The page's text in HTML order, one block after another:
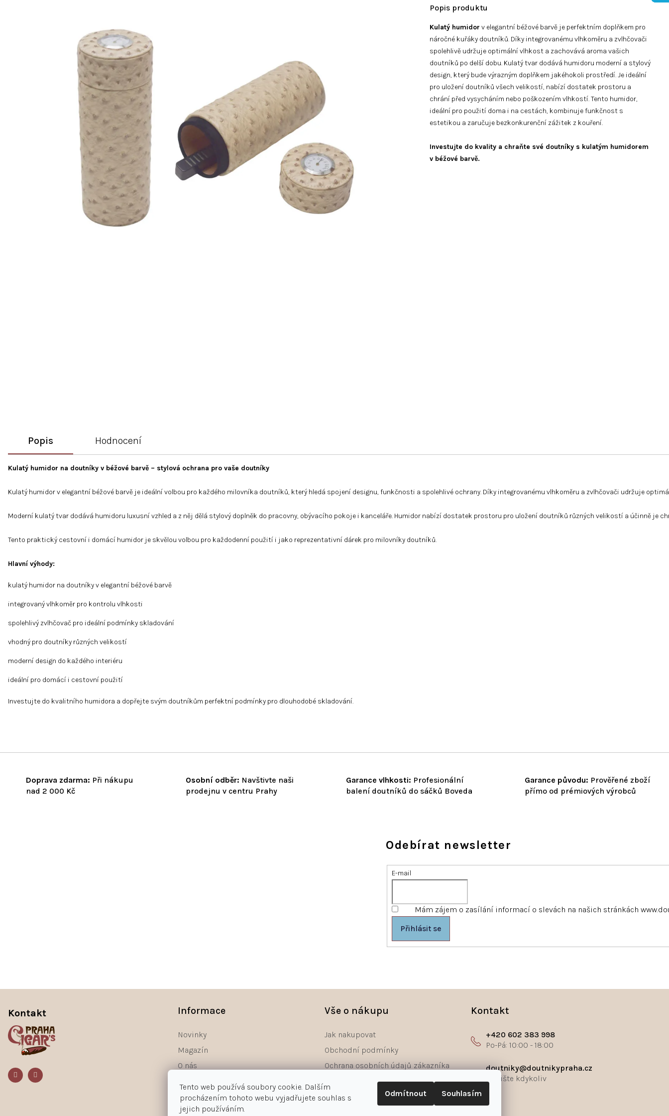
Tento web používá soubory cookie. Dalším
procházením tohoto webu vyjadřujete souhlas s
jejich používáním.
Odmítnout Souhlasím
Kulatý humidor v elegantní béžové barvě je perfektním doplňkem pro
náročné kuřáky doutníků. Díky integrovanému vlhkoměru a zvlhčovači
spolehlivě udržuje optimální vlhkost a zachovává aroma vašich
doutníků po delší dobu. Kulatý tvar dodává humidoru moderní a stylový
design, který bude výrazným doplňkem jakéhokoli prostředí. Je ideální
pro uložení doutníků všech velikostí, nabízí dostatek prostoru a
chrání před vysycháním nebo poškozením vlhkostí. Tento humidor,
ideální pro použití doma i na cestách, kombinuje funkčnost s
estetikou a zaručuje bezkonkurenční zážitek z kouření.
Investujte do kvality a chraňte své doutníky s kulatým humidorem
v béžové barvě.
Doprava zdarma: Při nákupu
nad 2 000 Kč
Osobní odběr: Navštivte naši
prodejnu v centru Prahy
Garance vlhkosti: Profesionální
balení doutníků do sáčků Boveda
Garance původu: Prověřené zboží
přímo od prémiových výrobců
Popis Hodnocení
Kulatý humidor na doutníky v béžové barvě – stylová ochrana pro vaše doutníky
Kulatý humidor v elegantní béžové barvě je ideální volbou pro každého milovníka doutníků, který hledá spojení designu, funkčnosti a spolehlivé ochrany. Díky integrovanému vlhkoměru a zvlhčovači udržuje
Moderní kulatý tvar dodává humidoru luxusní vzhled a z něj dělá stylový doplněk do pracovny, obývacího pokoje i kanceláře. Humidor nabízí dostatek prostoru pro uložení doutníků různých velikostí a účinně je
Tento praktický cestovní i domácí humidor je skvělou volbou pro každodenní použití i jako reprezentativní dárek pro milovníky doutníků.
Hlavní výhody:
kulatý humidor na doutníky v elegantní béžové barvě
integrovaný vlhkoměr pro kontrolu vlhkosti
spolehlivý zvlhčovač pro ideální podmínky skladování
vhodný pro doutníky různých velikostí
moderní design do každého interiéru
ideální pro domácí i cestovní použití
Investujte do kvalitního humidora a dopřejte svým doutníkům perfektní podmínky pro dlouhodobé skladování.
Odebírat newsletter
E-mail
Mám zájem o zasílání informací o slevách na našich stránkách
Přihlásit se
Informace
Novinky
Magazín
O nás
Vše o nákupu
Jak nakupovat
Obchodní podmínky
Ochrana osobních údajů zákazníka
Odstoupení od smlouvy - formulář
Kontakt
+420 602 383 998
doutniky@doutnikypraha.cz
Kontakt